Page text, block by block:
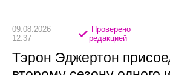
09.08.2026
12:37
Проверено
редакцией
Тэрон Эджертон